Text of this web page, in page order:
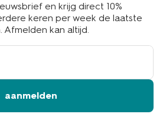
en krijg direct 10%
keren per week de laatste
Afmelden kan altijd.
aanmelden